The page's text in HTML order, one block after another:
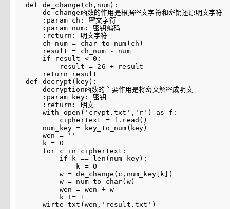
def de_change(ch,num):
    de_change函数的作用是根据密文字符和密钥还原明文字符
    :param ch: 密文字符
    :param num: 密钥编码
    :return: 明文字符
    ch_num = char_to_num(ch)
    result = ch_num - num
    if result < 0:
        result = 26 + result
    return result
def decrypt(key):
    decryption函数的主要作用是将密文解密成明文
    :param key: 密钥
    :return: 明文
    with open('crypt.txt','r') as f:
        ciphertext = f.read()
    num_key = key_to_num(key)
    wen = ''
    k = 0
    for c in ciphertext:
        if k == len(num_key):
            k = 0
        w = de_change(c,num_key[k])
        w = num_to_char(w)
        wen = wen + w
        k += 1
    wirte_txt(wen,'result.txt')